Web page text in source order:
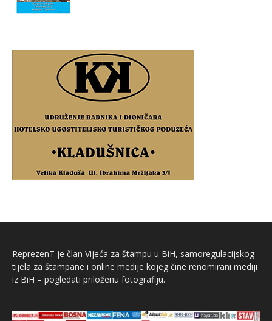
ReprezenT je član Vijeća za štampu u BiH, samoregulacijskog
tijela za štampane i online medije kojeg čine renomirani mediji
iz BiH – pogledati priloženu fotografiju.